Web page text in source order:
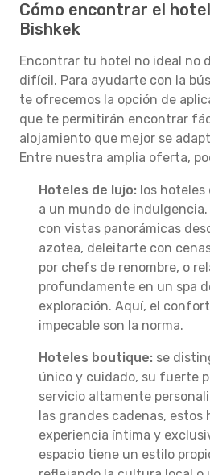
Cómo encontrar el
Bishkek
Encontrar tu hotel no ideal no
difícil. Para ayudarte con la
te ofrecemos la opción de
que te permitirán encontrar
alojamiento que mejor se
Entre nuestra amplia oferta,
Hoteles de lujo: los hoteles
a un mundo de
con vistas panorámicas
azotea, deleitarte con
por chefs de renombre, o
profundamente en un spa
exploración. Aquí, el
impecable son la norma.
Hoteles boutique: se
único y cuidado, su fuerte
servicio altamente
las grandes cadenas,
experiencia íntima y
espacio tiene un estilo